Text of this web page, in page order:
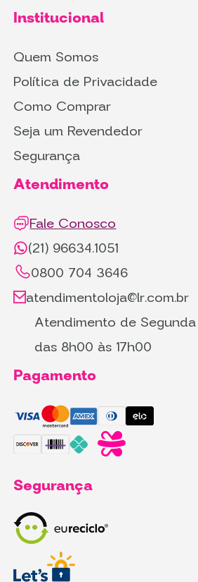
Institucional
Quem Somos
Política de Privacidade
Como Comprar
Seja um Revendedor
Segurança
Atendimento
Fale Conosco
(21) 96634.1051
0800 704 3646
atendimentoloja@lr.com.br
Atendimento de
das 8h00 às 17h00
Pagamento
Segurança